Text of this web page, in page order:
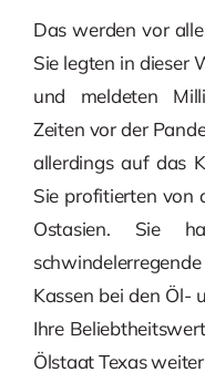
Das werden vor
Sie legten in dieser
und meldeten
Zeiten vor der
allerdings auf das
Sie profitierten von
Ostasien. Sie
Kassen bei den Öl-
Ihre
Ölstaat Texas